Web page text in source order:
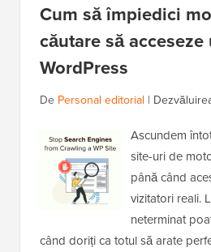
Cum să împiedici
căutare să
WordPress
De Personal editorial |
Ascundem
site-uri de
până când
vizitatori reali.
neterminat
când doriți ca totul să arate